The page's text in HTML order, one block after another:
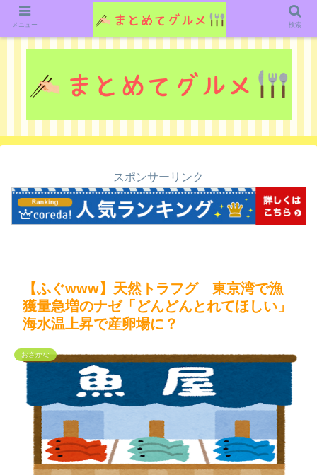
グルメ関連のいろいろなニューススレッドを紹介していきます。（鋭意作成中で
す）
スポンサーリンク
【ふぐwww】天然トラフグ 東京湾で漁
獲量急増のナゼ「どんどんとれてほしい」
海水温上昇で産卵場に？
おさかな
メニュー 検索